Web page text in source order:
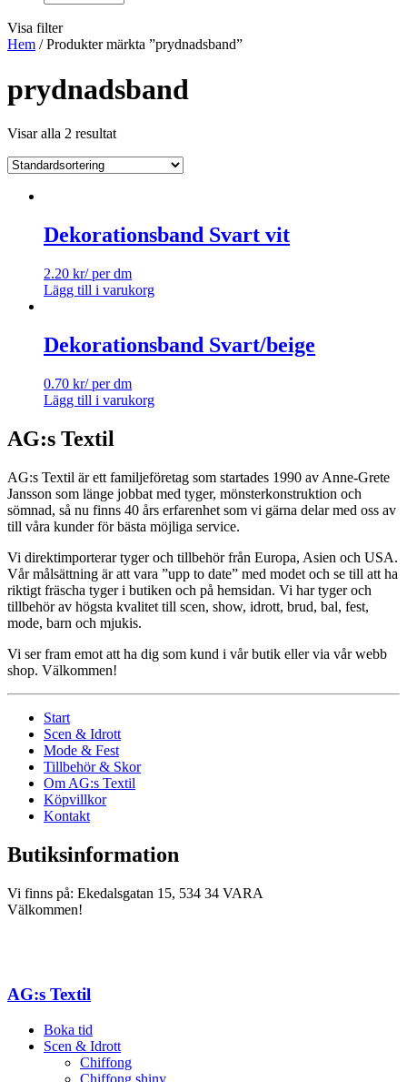
Visa filter
Hem / Produkter märkta ”prydnadsband”
prydnadsband
Visar alla 2 resultat
Dekorationsband Svart vit
2.20 kr/ per dm
Lägg till i varukorg
Dekorationsband Svart/beige
0.70 kr/ per dm
Lägg till i varukorg
AG:s Textil
AG:s Textil är ett familjeföretag som startades 1990 av Anne-Grete
Jansson som länge jobbat med tyger, mönsterkonstruktion och
sömnad, så nu finns 40 års erfarenhet som vi gärna delar med oss av
till våra kunder för bästa möjliga service.
Vi direktimporterar tyger och tillbehör från Europa, Asien och USA.
Vår målsättning är att vara ”upp to date” med modet och se till att ha
riktigt fräscha tyger i butiken och på hemsidan. Vi har tyger och
tillbehör av högsta kvalitet till scen, show, idrott, brud, bal, fest,
mode, barn och mjukis.
Vi ser fram emot att ha dig som kund i vår butik eller via vår webb
shop. Välkommen!
Start
Scen & Idrott
Mode & Fest
Tillbehör & Skor
Om AG:s Textil
Köpvillkor
Kontakt
Butiksinformation
Vi finns på: Ekedalsgatan 15, 534 34 VARA
Välkommen!
AG:s Textil
Boka tid
Scen & Idrott
Chiffong
Chiffong shiny